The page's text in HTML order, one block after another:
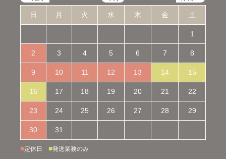
日 月 火 水 木 金 土
1
2 3 4 5 6 7 8
9 10 11 12 13 14 15
16 17 18 19 20 21 22
23 24 25 26 27 28 29
30 31
■定休日 ■発送業務のみ